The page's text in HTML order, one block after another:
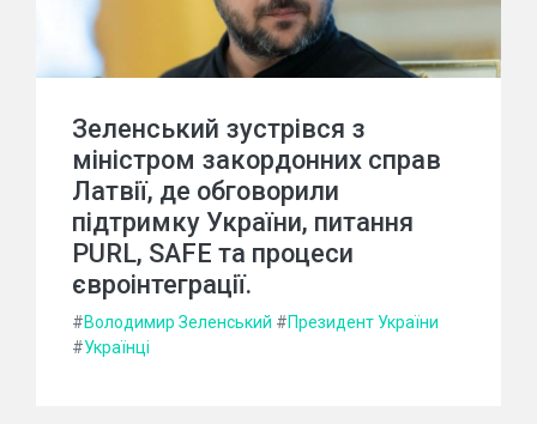
Зеленський зустрівся з
міністром закордонних справ
Латвії, де обговорили
підтримку України, питання
PURL, SAFE та процеси
євроінтеграції.
#Володимир Зеленський #Президент України
#Українці